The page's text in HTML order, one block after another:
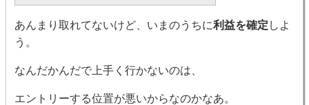
あんまり取れてないけど、いまのうちに利益を確定 しよ
う。
なんだかんだで上手く行かないのは、
エントリーする位置が悪いからなのかなあ。